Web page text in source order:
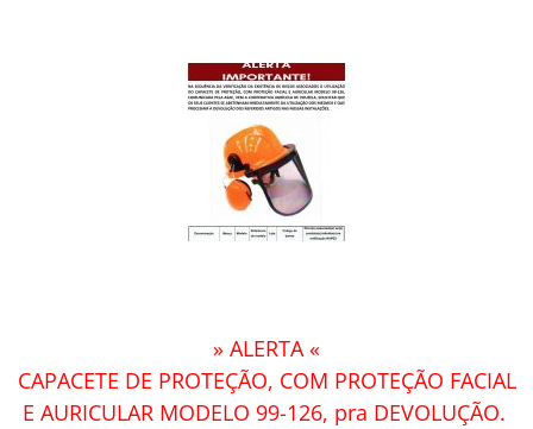
» ALERTA «
CAPACETE DE PROTEÇÃO, COM PROTEÇÃO FACIAL
E AURICULAR MODELO 99-126, pra DEVOLUÇÃO.